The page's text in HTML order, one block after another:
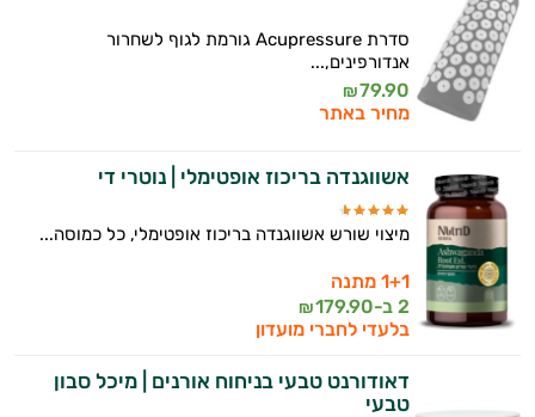
סדרת Acupressure גורמת לגוף לשחרור
אנדורפינים,...
79.90
₪
מחיר באתר
אשווגנדה בריכוז אופטימלי | נוטרי די
מיצוי שורש אשווגנדה בריכוז אופטימלי, כל כמוסה...
1+1 מתנה
2 ב-
179.90
₪
בלעדי לחברי מועדון
דאודורנט טבעי בניחוח אורנים | מיכל סבון
טבעי